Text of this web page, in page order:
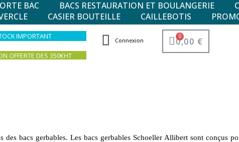
BAC BACS RESTAURATION ET BOULANGERIE
CASIER BOUTEILLE CAILLEBOTIS
IMPORTANT
OFFERTE DES 350€HT
Connexion 0,00 €
bacs gerbables. Les bacs gerbables Schoeller Allibert sont conçus